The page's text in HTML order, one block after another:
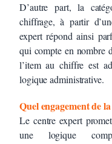
D’autre part, la
chiffrage, à partir
expert répond ainsi
qui compte en nombre
l’item au chiffre est
logique administrative.
Quel engagement de
Le centre expert
une logique